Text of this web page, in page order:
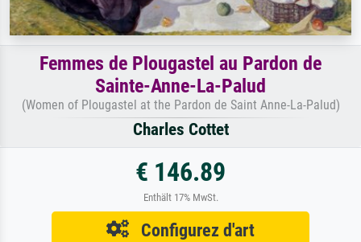
Femmes de Plougastel au Pardon de
Sainte-Anne-La-Palud
(Women of Plougastel at the Pardon de Saint Anne-La-Palud)
Charles Cottet
€ 146.89
Enthält 17% MwSt.
Configurez d'art